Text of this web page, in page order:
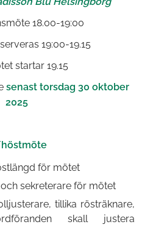
18.00-19:00
19:00-19.15
startar 19.15
senast torsdag 30 oktober
2025
för mötet
sekreterare för mötet
tillika rösträknare,
skall justera